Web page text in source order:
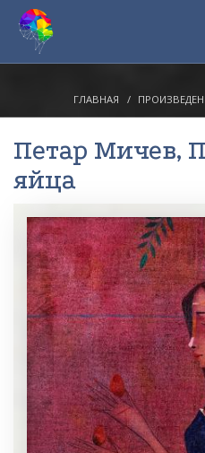
ГЛАВНАЯ
Петар Мичев,
яйца